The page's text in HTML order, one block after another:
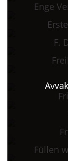
Enge
F.
Füllen